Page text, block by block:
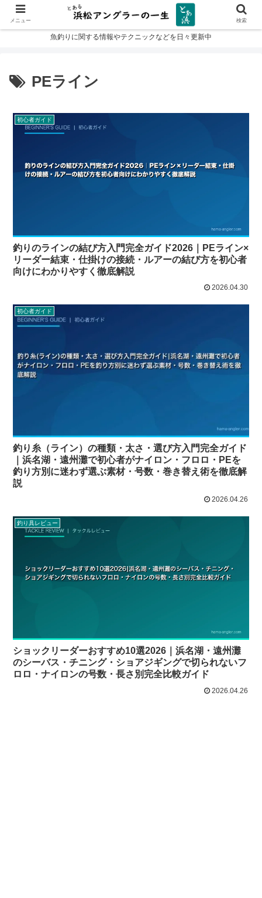
魚釣りに関する情報やテクニックなどを日々更新中
PEライン
初心者ガイド
釣りのラインの結び方入門完全ガイド2026｜PEライン×
リーダー結束・仕掛けの接続・ルアーの結び方を初心者
向けにわかりやすく徹底解説
2026.04.30
初心者ガイド
釣り糸（ライン）の種類・太さ・選び方入門完全ガイド
｜浜名湖・遠州灘で初心者がナイロン・フロロ・PEを
釣り方別に迷わず選ぶ素材・号数・巻き替え術を徹底解
説
2026.04.26
釣り具レビュー
ショックリーダーおすすめ10選2026｜浜名湖・遠州灘
のシーバス・チニング・ショアジギングで切られないフ
ロロ・ナイロンの号数・長さ別完全比較ガイド
2026.04.26
メニュー 検索